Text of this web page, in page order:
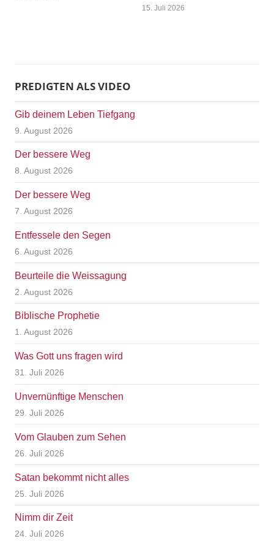
15. Juli 2026
PREDIGTEN ALS VIDEO
Gib deinem Leben Tiefgang
9. August 2026
Der bessere Weg
8. August 2026
Der bessere Weg
7. August 2026
Entfessele den Segen
6. August 2026
Beurteile die Weissagung
2. August 2026
Biblische Prophetie
1. August 2026
Was Gott uns fragen wird
31. Juli 2026
Unvernünftige Menschen
29. Juli 2026
Vom Glauben zum Sehen
26. Juli 2026
Satan bekommt nicht alles
25. Juli 2026
Nimm dir Zeit
24. Juli 2026